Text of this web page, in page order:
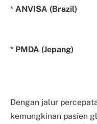
* ANVISA (Brazil)
* PMDA (Jepang)
Dengan jalur
kemungkinan pasien